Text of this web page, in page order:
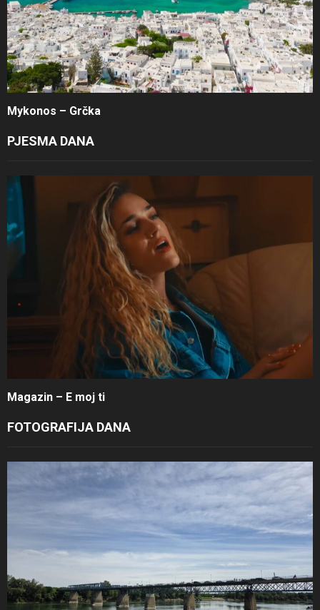
Mykonos – Grčka
PJESMA DANA
Magazin – E moj ti
FOTOGRAFIJA DANA